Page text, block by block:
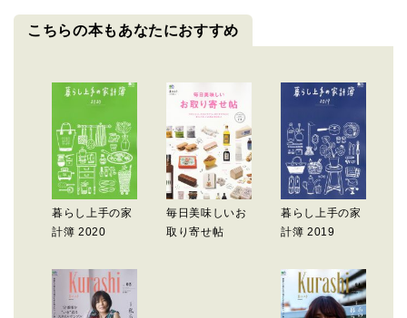
こちらの本もあなたにおすすめ
暮らし上手の家
計簿 2020
毎日美味しいお
取り寄せ帖
暮らし上手の家
計簿 2019